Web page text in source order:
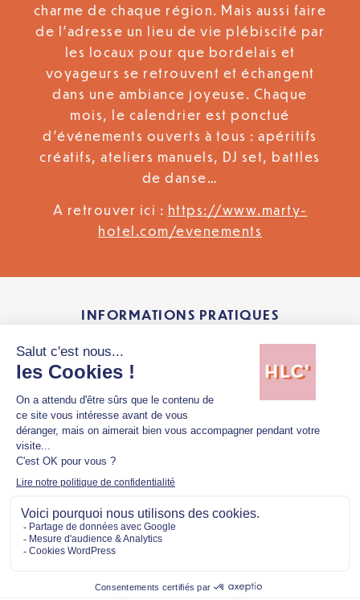
charme de chaque région. Mais aussi faire
de l’adresse un lieu de vie plébiscité par
les locaux pour que bordelais et
voyageurs se retrouvent et échangent
dans une ambiance joyeuse. Chaque
mois, le calendrier est ponctué
d’événements ouverts à tous : apéritifs
créatifs, ateliers manuels, DJ set, battles
de danse…
A retrouver ici : https://www.marty-
hotel.com/evenements
INFORMATIONS PRATIQUES
153 rue Georges Bonnac 33000 Bordeaux
www.marty-hotel.com
* le vernissage n’est pas ouvert au grand
Mentions légales
Copyright © 2026 Hellolacom'